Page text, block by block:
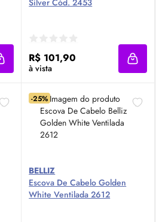
Adicionar à sacola
Silver Cód. 2453
R$ 101,90
à vista
-25%
BELLIZ
Escova De Cabelo Golden
White Ventilada 2612